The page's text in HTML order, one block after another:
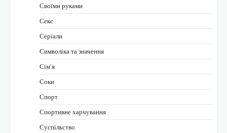
Своїми руками
Секс
Серіали
Символіка та значення
Сім’я
Соки
Спорт
Спортивне харчування
Суспільство